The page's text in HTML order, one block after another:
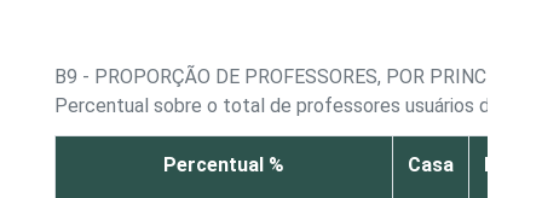
B9 - PROPORÇÃO DE PROFESSORES, POR PRINCIPAL
Percentual sobre o total de professores usuários de
Percentual % Casa